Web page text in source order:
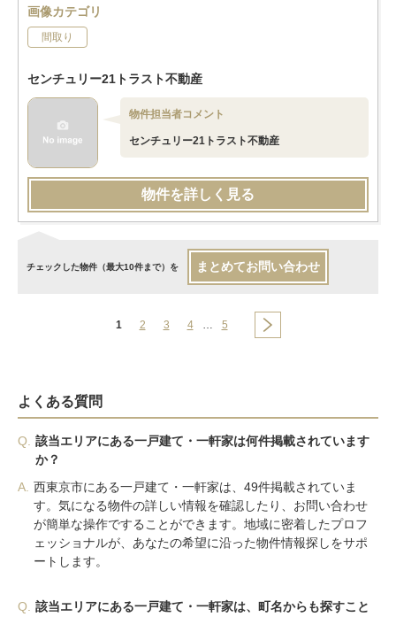
画像カテゴリ
間取り
センチュリー21トラスト不動産
物件担当者コメント
センチュリー21トラスト不動産
物件を詳しく見る
チェックした物件（最大10件まで）を まとめてお問い合わせ
1 2 3 4 … 5
よくある質問
Q.
該当エリアにある一戸建て・一軒家は何件掲載されています
か？
A. 西東京市にある一戸建て・一軒家は、49件掲載されていま
す。気になる物件の詳しい情報を確認したり、お問い合わせ
が簡単な操作ですることができます。地域に密着したプロフ
ェッショナルが、あなたの希望に沿った物件情報探しをサポ
ートします。
Q.
該当エリアにある一戸建て・一軒家は、町名からも探すこと